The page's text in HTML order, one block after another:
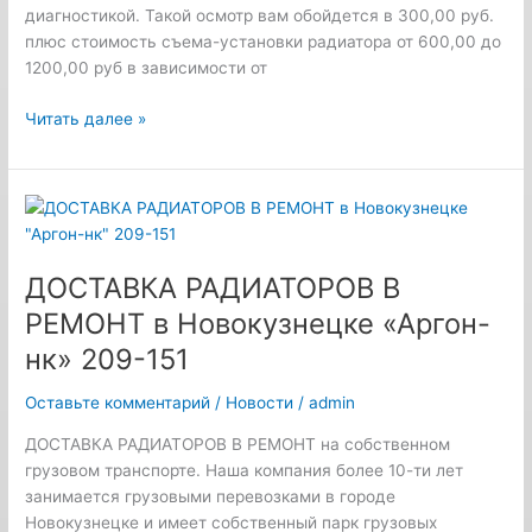
диагностикой. Такой осмотр вам обойдется в 300,00 руб.
плюс стоимость съема-установки радиатора от 600,00 до
1200,00 руб в зависимости от
Читать далее »
ДОСТАВКА РАДИАТОРОВ В
РЕМОНТ в Новокузнецке «Аргон-
нк» 209-151
Оставьте комментарий / Новости /admin
ДОСТАВКА РАДИАТОРОВ В РЕМОНТ на собственном
грузовом транспорте. Наша компания более 10-ти лет
занимается грузовыми перевозками в городе
Новокузнецке и имеет собственный парк грузовых
ДОСТАВКА
РАДИАТОРОВ
РЕМОНТ
в
Новокузнецке
«Аргон-
209-
151